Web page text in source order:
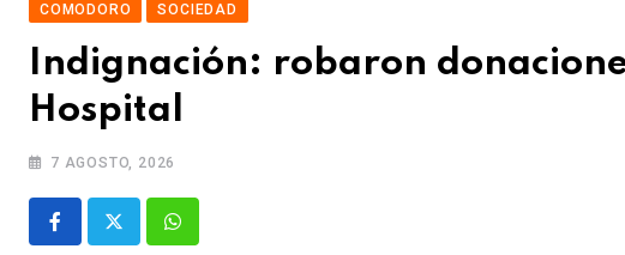
COMODORO SOCIEDAD
Indignación: robaron
Hospital
7 AGOSTO, 2026
Whatsapp